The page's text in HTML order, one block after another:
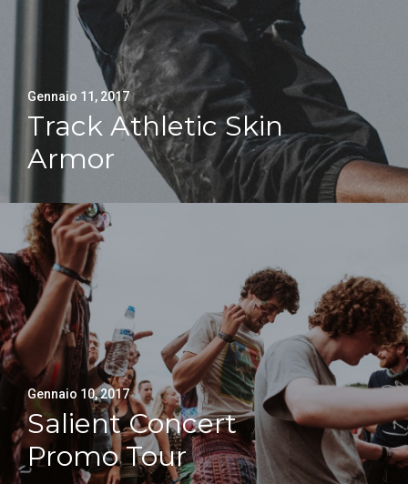
Gennaio 11, 2017
Track Athletic Skin
Armor
Gennaio 10, 2017
Salient Concert
Promo Tour